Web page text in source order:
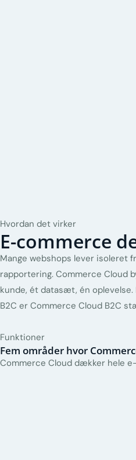
Hvordan det virker
E-commerce
Mange webshops lever isoleret
rapportering. Commerce Cloud
kunde, ét datasæt, én
B2C er Commerce Cloud B2C
Funktioner
Fem områder hvor
Commerce Cloud dækker hele